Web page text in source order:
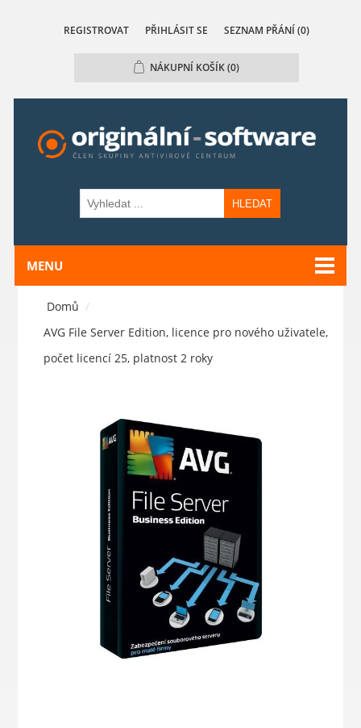
REGISTROVAT PŘIHLÁSIT SE SEZNAM PŘÁNÍ (0)
NÁKUPNÍ KOŠÍK(0)
HLEDAT
MENU
Domů /
AVG File Server Edition, licence pro nového uživatele,
počet licencí 25, platnost 2 roky